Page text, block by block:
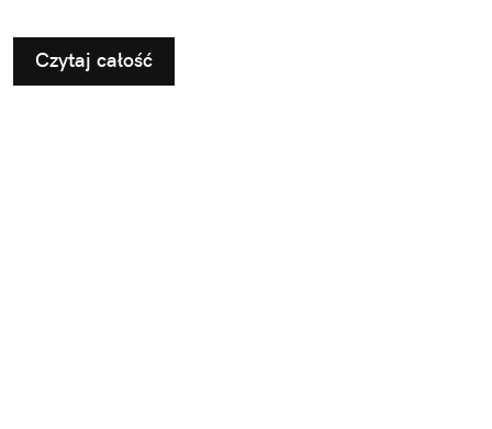
Czytaj całość